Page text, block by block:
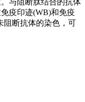
疫印迹(WB)和免疫
阻断抗体的染色，可